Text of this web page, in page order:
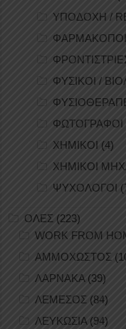
ΥΠΟΔΟΧΗ /
ΦΥΣΙΚΟΙ /
ΦΩΤΟΓΡΑΦΟΙ
ΧΗΜΙΚΟΙ (4)
ΧΗΜΙΚΟΙ
ΨΥΧΟΛΟΓΟΙ
ΟΛΕΣ (223)
WORK FROM
ΑΜΜΟΧΩΣΤΟΣ
ΛΑΡΝΑΚΑ(39)
ΛΕΜΕΣΟΣ (84)
ΛΕΥΚΩΣΙΑ(94)